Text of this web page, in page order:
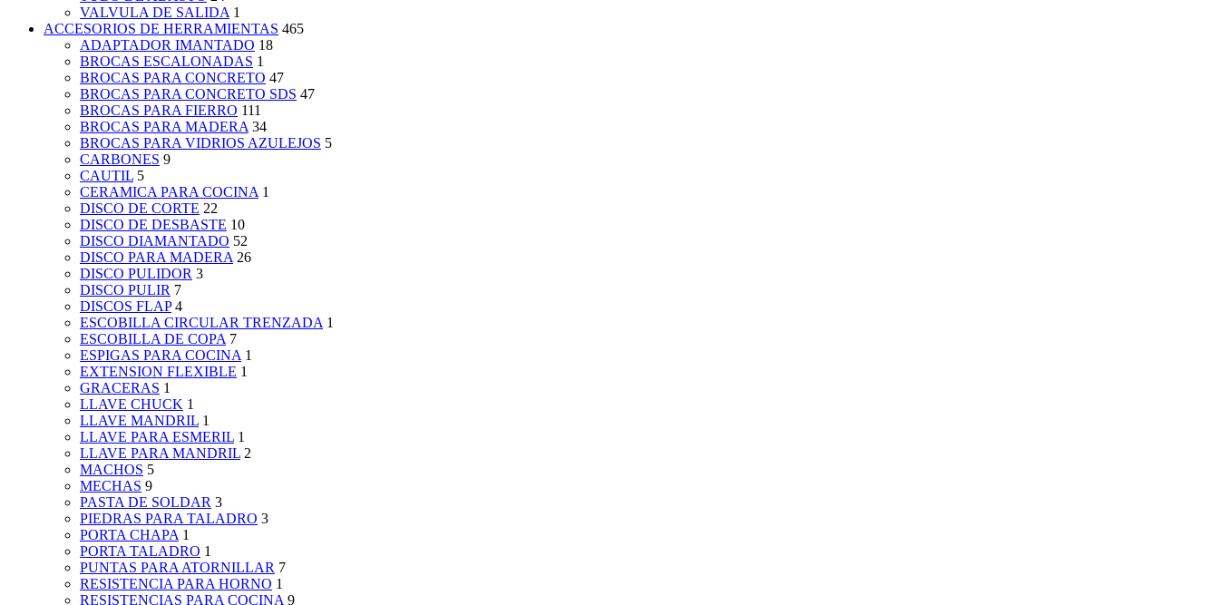
VALVULA DE SALIDA 1
ACCESORIOS DE HERRAMIENTAS 465
ADAPTADOR IMANTADO 18
BROCAS ESCALONADAS 1
BROCAS PARA CONCRETO 47
BROCAS PARA CONCRETO SDS 47
BROCAS PARA FIERRO 111
BROCAS PARA MADERA 34
BROCAS PARA VIDRIOS AZULEJOS 5
CARBONES 9
CAUTIL 5
CERAMICA PARA COCINA 1
DISCO DE CORTE 22
DISCO DE DESBASTE 10
DISCO DIAMANTADO 52
DISCO PARA MADERA 26
DISCO PULIDOR 3
DISCO PULIR 7
DISCOS FLAP 4
ESCOBILLA CIRCULAR TRENZADA 1
ESCOBILLA DE COPA 7
ESPIGAS PARA COCINA 1
EXTENSION FLEXIBLE 1
GRACERAS 1
LLAVE CHUCK 1
LLAVE MANDRIL 1
LLAVE PARA ESMERIL 1
LLAVE PARA MANDRIL 2
MACHOS 5
MECHAS 9
PASTA DE SOLDAR 3
PIEDRAS PARA TALADRO 3
PORTA CHAPA 1
PORTA TALADRO 1
PUNTAS PARA ATORNILLAR 7
RESISTENCIA PARA HORNO 1
RESISTENCIAS PARA COCINA 9